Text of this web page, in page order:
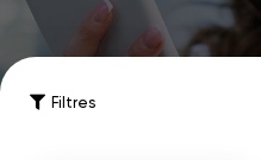
Filtres